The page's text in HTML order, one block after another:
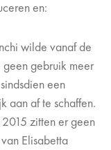
en:
wilde vanaf de
gebruik meer
een
aan af te schaffen.
zitten er geen
Elisabetta